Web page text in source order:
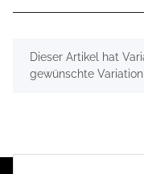
xDieser Artikel hat
gewünschte Variation